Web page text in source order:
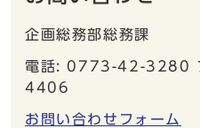
企画総務部総務課
電話: 0773-42-3280
4406
お問い合わせフォーム